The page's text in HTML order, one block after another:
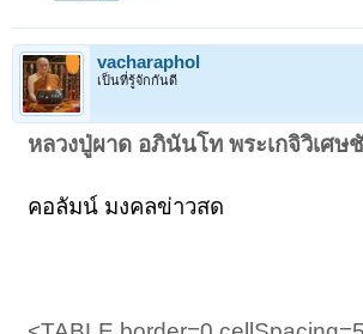
vacharaphol
เป็นที่รู้จักกันดี
หลวงปู่ผาด อภินันโท พระเกจิวิเศ
คอลัมน์ มงคลข่าวสด